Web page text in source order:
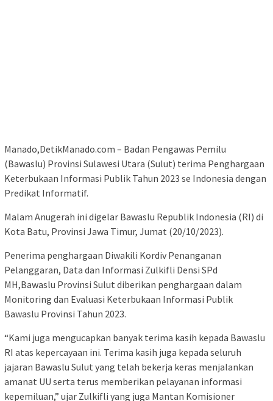
Manado,DetikManado.com – Badan Pengawas Pemilu
(Bawaslu) Provinsi Sulawesi Utara (Sulut) terima Penghargaan
Keterbukaan Informasi Publik Tahun 2023 se Indonesia dengan
Predikat Informatif.
Malam Anugerah ini digelar Bawaslu Republik Indonesia (RI) di
Kota Batu, Provinsi Jawa Timur, Jumat (20/10/2023).
Penerima penghargaan Diwakili Kordiv Penanganan
Pelanggaran, Data dan Informasi Zulkifli Densi SPd
MH,Bawaslu Provinsi Sulut diberikan penghargaan dalam
Monitoring dan Evaluasi Keterbukaan Informasi Publik
Bawaslu Provinsi Tahun 2023.
“Kami juga mengucapkan banyak terima kasih kepada Bawaslu
RI atas kepercayaan ini. Terima kasih juga kepada seluruh
jajaran Bawaslu Sulut yang telah bekerja keras menjalankan
amanat UU serta terus memberikan pelayanan informasi
kepemiluan,” ujar Zulkifli yang juga Mantan Komisioner